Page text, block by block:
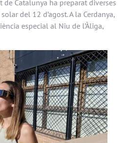
de Catalunya ha preparat diverses
del 12 d’agost. A la Cerdanya,
especial al Niu de l’Àliga,